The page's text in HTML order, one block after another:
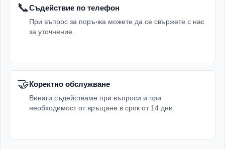
📞Съдействие по телефон
При въпрос за поръчка можете да се свържете с нас
за уточнение.
🤝Коректно обслужване
Винаги съдействаме при въпроси и при
необходимост от връщане в срок от 14 дни.